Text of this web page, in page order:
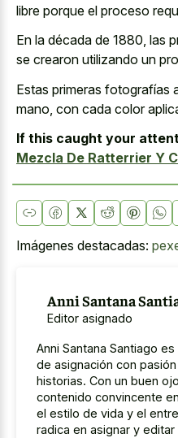
libre porque el proceso
En la década de 1880, las
se crearon utilizando un
Estas primeras fotografías
mano, con cada color
If this caught your
Mezcla De Ratterrier Y
Imágenes destacadas:
Anni Santana
Editor asignado
Anni Santana Santiago
de asignación con
historias. Con un buen
contenido convincente
el estilo de vida y el
radica en asignar y